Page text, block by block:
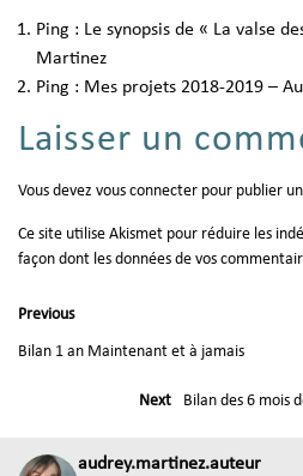
Ping : Le synopsis de « La valse
Martinez
Ping : Mes projets 2018-2019 –
Laisser un
Vous devez vous connecter pour publier
Ce site utilise Akismet pour réduire les
façon dont les données de vos
Previous
Bilan 1 an Maintenant et à jamais
Next Bilan des 6 mois
audrey.martinez.auteur